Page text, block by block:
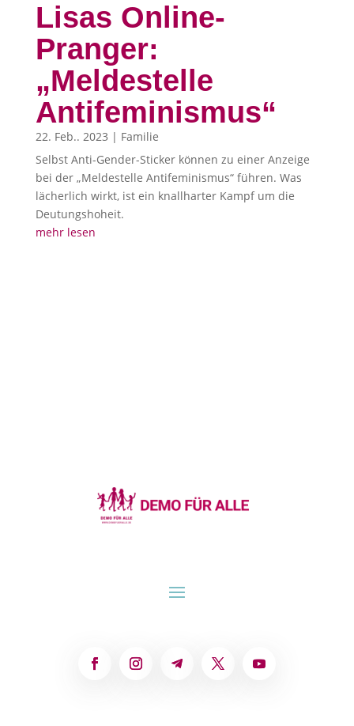
Lisas Online-
Pranger:
„Meldestelle
Antifeminismus“
22. Feb.. 2023 | Familie
Selbst Anti-Gender-Sticker können zu einer Anzeige
bei der „Meldestelle Antifeminismus“ führen. Was
lächerlich wirkt, ist ein knallharter Kampf um die
Deutungshoheit.
mehr lesen